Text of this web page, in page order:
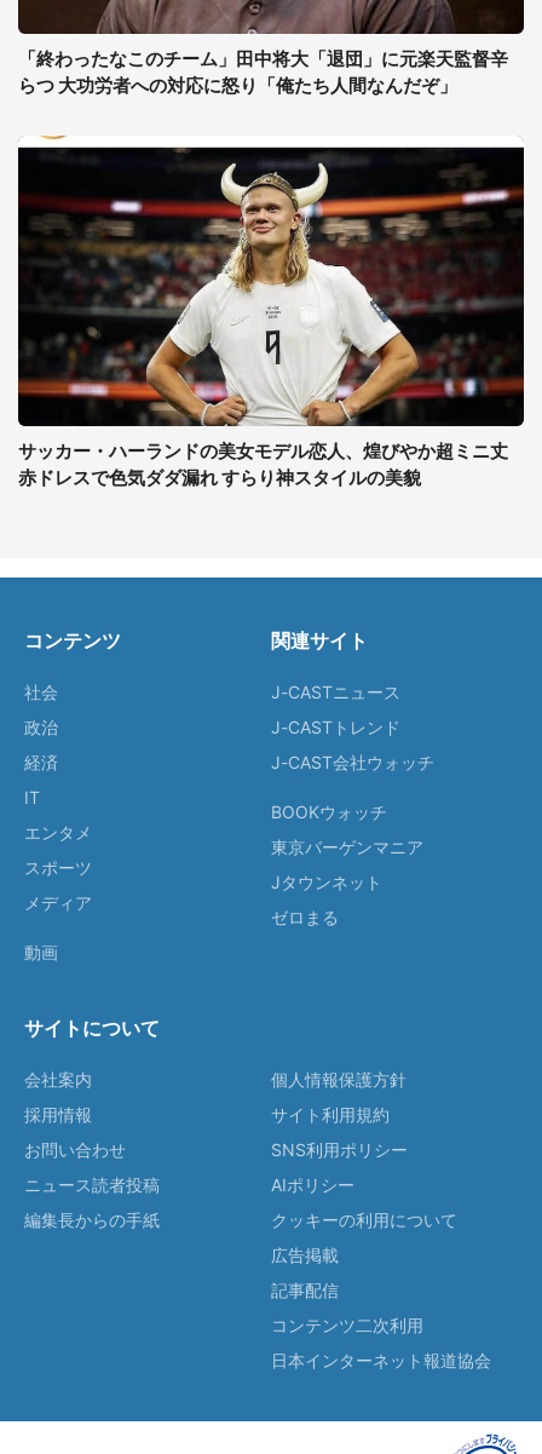
「終わったなこのチーム」田中将大「退団」に元楽天監督辛
らつ 大功労者への対応に怒り「俺たち人間なんだぞ」
サッカー・ハーランドの美女モデル恋人、煌びやか超ミニ丈
赤ドレスで色気ダダ漏れ すらり神スタイルの美貌
コンテンツ
社会
政治
経済
IT
エンタメ
スポーツ
メディア
動画
関連サイト
J-CASTニュース
J-CASTトレンド
J-CAST会社ウォッチ
BOOKウォッチ
東京バーゲンマニア
Jタウンネット
ゼロまる
サイトについて
会社案内
採用情報
お問い合わせ
ニュース読者投稿
編集長からの手紙
個人情報保護方針
サイト利用規約
SNS利用ポリシー
AIポリシー
クッキーの利用について
広告掲載
記事配信
コンテンツ二次利用
日本インターネット報道協会